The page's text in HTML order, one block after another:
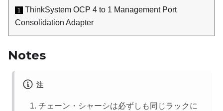
1 ThinkSystem OCP 4 to 1 Management Port
Consolidation Adapter
Notes
注
チェーン・シャーシは必ずしも同じラックに